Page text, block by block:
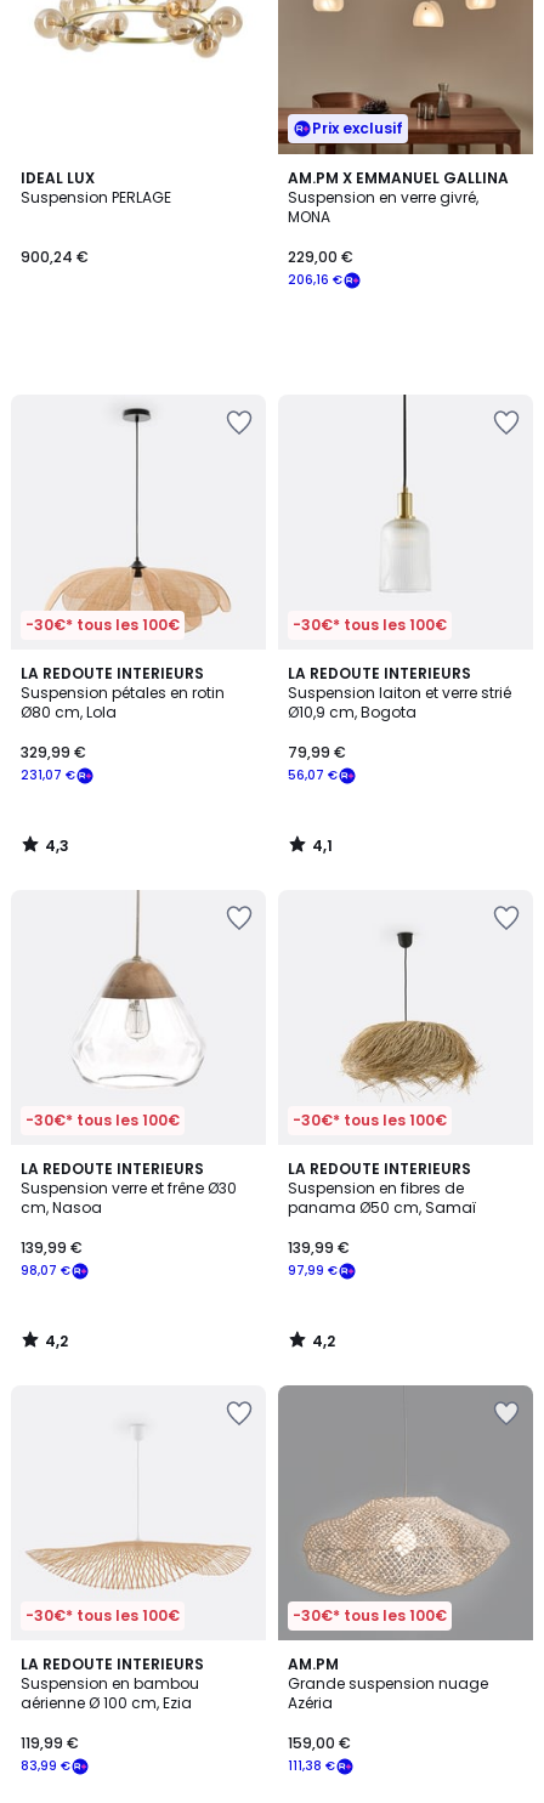
IDEAL LUX
Suspension PERLAGE
900,24 €
Prix exclusif
AM.PM X EMMANUEL GALLINA
Suspension en verre givré,
MONA
206,16 €
229,00 €
-30€* tous les 100€
LA REDOUTE INTERIEURS
Suspension pétales en rotin
Ø80 cm, Lola
231,07 €
329,99 €
4,3
/ 5
4,3
/
-30€* tous les 100€
LA REDOUTE INTERIEURS
Suspension laiton et verre strié
Ø10,9 cm, Bogota
56,07 €
79,99 €
4,1
/ 5
4,1
/
-30€* tous les 100€
LA REDOUTE INTERIEURS
Suspension verre et frêne Ø30
cm, Nasoa
98,07 €
139,99 €
4,2
/ 5
4,2
/
-30€* tous les 100€
LA REDOUTE INTERIEURS
Suspension en fibres de
panama Ø50 cm, Samaï
97,99 €
139,99 €
4,2
/ 5
4,2
/
-30€* tous les 100€
LA REDOUTE INTERIEURS
Suspension en bambou
aérienne Ø 100 cm, Ezia
83,99 €
119,99 €
3,8
/ 5
-30€* tous les 100€
AM.PM
Grande suspension nuage
Azéria
111,38 €
159,00 €
3,5
/ 5